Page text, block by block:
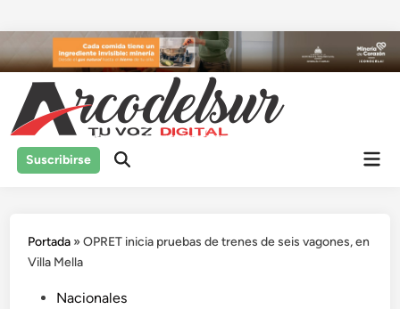
al
contenido
Suscribirse
Portada »OPRET inicia pruebas de trenes de seis vagones, en
Villa Mella
Publicado
Nacionales